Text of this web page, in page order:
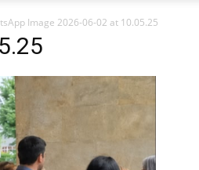
Image 2026-06-02 at 10.05.25